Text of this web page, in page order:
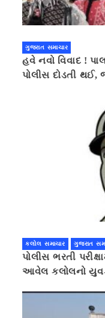
ગુજરાત સમાચાર
હવે નવો વિવાદ !
પોલીસ દોડતી થઈ,
કલોલ સમાચાર ગુજરાત
પોલીસ ભરતી
આવેલ કલોલનો